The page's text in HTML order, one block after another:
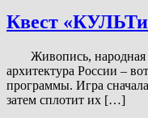
Дню
села
Криуша
Квест
Живопись, народная
архитектура России –
программы. Игра
затем сплотит их […]